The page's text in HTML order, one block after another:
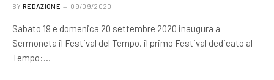
BY REDAZIONE 09/09/2020
Sabato 19 e domenica 20 settembre 2020 inaugura a
Sermoneta il Festival del Tempo, il primo Festival dedicato al
Tempo:…